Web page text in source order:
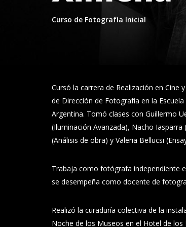
Curso de Fotografía Inicial
Cursó la carrera de Realización en Cine
de Dirección de Fotografía en la
Argentina. Tomó clases con Guillermo
(Iluminación Avanzada), Nacho
(Análisis de obra) y Valeria Bellucsi
Trabaja como fotógrafa independiente
se desempeña como docente de
Realizó la curaduría colectiva de la
Noche de los Museos en el Hotel de